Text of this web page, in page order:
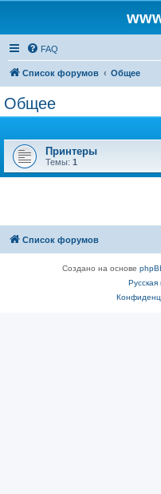
FAQ
Список форумов Общее
Общее
Принтеры
Темы: 1
Список форумов
Создано на основе